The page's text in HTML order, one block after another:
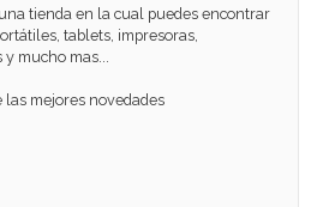
tienda en la cual puedes encontrar
tablets, impresoras,
mucho mas...
las mejores novedades